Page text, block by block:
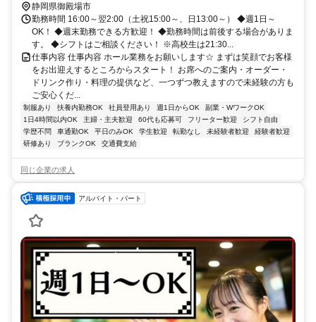
静岡県御殿場市
勤務時間 16:00～翌2:00（土祝15:00～、日13:00～） ◆週1日～
OK！ ◆週末勤務できる方歓迎！ ◆勤務時間は前後する場合がありま
す。 ◆シフトはご相談ください！ ※高校生は21:30...
仕事内容 仕事内容 ホール業務をお願いします☆ まずは笑顔でお客様
をお出迎えするところからスタート！ お席へのご案内・オーダー・
ドリンク作り・料理の提供など、一つずつ教えますので未経験の方も
ご安心くだ...
制服あり 扶養内勤務OK 社員登用あり 週1日からOK
副業・WワークOK
1日4時間以内OK
主婦・主夫歓迎 60代も応募可 フリーター歓迎
シフト自由
学歴不問
車通勤OK 平日のみOK 学生歓迎 転勤なし 未経験者歓迎
経験者歓迎
研修あり
ブランクOK 交通費支給
同じ企業の求人
アルバイト・パート